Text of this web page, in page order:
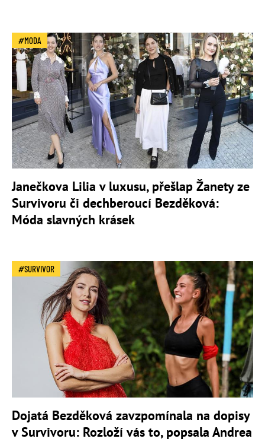
MODA
Janečkova Lilia v luxusu, přešlap Žanety ze
Survivoru či dechberoucí Bezděková:
Móda slavných krásek
SURVIVOR
Dojatá Bezděková zavzpomínala na dopisy
v Survivoru: Rozloží vás to, popsala Andrea